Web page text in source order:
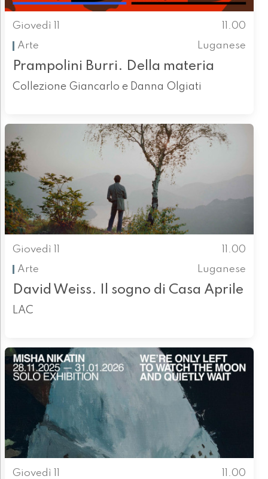
Giovedì 11
11.00
Arte
Luganese
Prampolini Burri. Della materia
Collezione Giancarlo e Danna Olgiati
Giovedì 11
11.00
Arte
Luganese
David Weiss. Il sogno di Casa Aprile
LAC
Giovedì 11
11.00